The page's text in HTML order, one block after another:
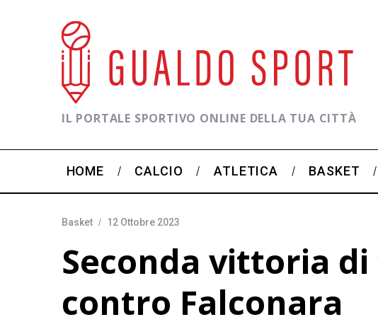
IL PORTALE SPORTIVO ONLINE DELLA TUA CITTÀ
HOME CALCIO ATLETICA BASKET
Basket 12 Ottobre 2023
Seconda vittoria
contro Falconara